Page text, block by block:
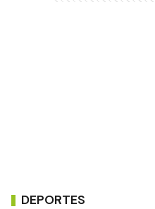
DEPORTES